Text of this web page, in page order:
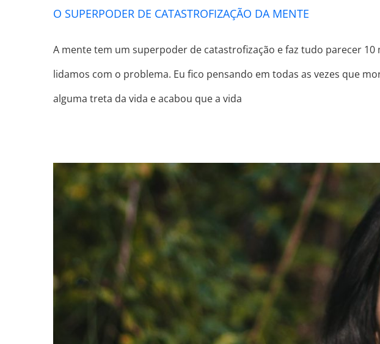
O SUPERPODER DE CATASTROFIZAÇÃO DA MENTE
A mente tem um superpoder de catastrofização e faz tudo parecer
lidamos com o problema. Eu fico pensando em todas as vezes que
alguma treta da vida e acabou que a vida